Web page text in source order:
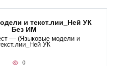
и текст.лии_Ней УК
Без ИМ
— (Языковые модели и
УК
0